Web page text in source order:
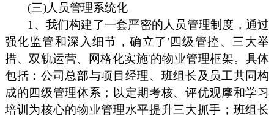
(三)人员管理系统化
1、我们构建了一套严密的人员管理制度，通过
强化监管和深入细节，确立了'四级管控、三大举
措、双轨运营、网格化实施'的物业管理框架。具体
包括：公司总部与项目经理、班组长及员工共同构
成的四级管理体系；以定期考核、评优观摩和学习
培训为核心的物业管理水平提升三大抓手；班组长